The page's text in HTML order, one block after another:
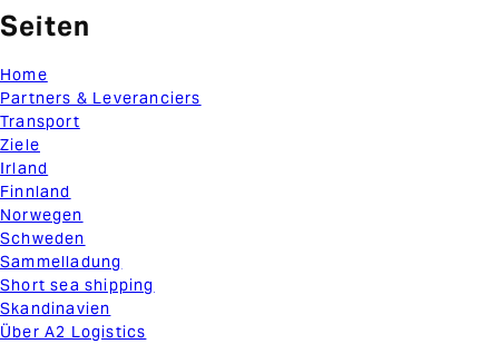
Seiten
Home
Partners & Leveranciers
Transport
Ziele
Irland
Finnland
Norwegen
Schweden
Sammelladung
Short sea shipping
Skandinavien
Über A2 Logistics